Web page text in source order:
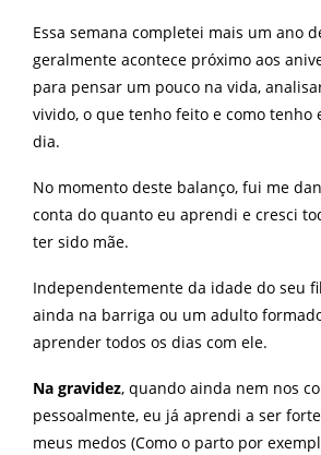
Essa semana completei mais um ano
geralmente acontece próximo aos
para pensar um pouco na vida,
vivido, o que tenho feito e como tenho
dia.
No momento deste balanço, fui me
conta do quanto eu aprendi e cresci
ter sido mãe.
Independentemente da idade do seu
ainda na barriga ou um adulto
aprender todos os dias com ele.
Na gravidez, quando ainda nem nos
pessoalmente, eu já aprendi a ser
meus medos (Como o parto por